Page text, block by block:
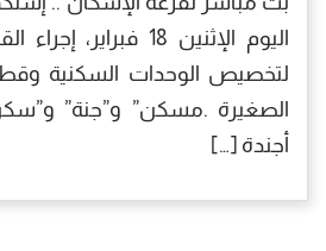
اليوم الإثنين 18
لتخصيص الوحدات السكنية
الصغيرة .مسكن” و”جنة”
أجندة […]